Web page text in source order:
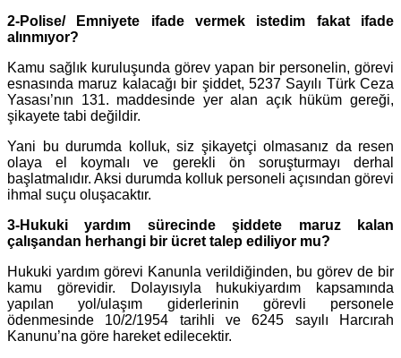
2-Polise/ Emniyete ifade vermek istedim fakat ifade
alınmıyor?
Kamu sağlık kuruluşunda görev yapan bir personelin, görevi
esnasında maruz kalacağı bir şiddet, 5237 Sayılı Türk Ceza
Yasası’nın 131. maddesinde yer alan açık hüküm gereği,
şikayete tabi değildir.
Yani bu durumda kolluk, siz şikayetçi olmasanız da resen
olaya el koymalı ve gerekli ön soruşturmayı derhal
başlatmalıdır. Aksi durumda kolluk personeli açısından görevi
ihmal suçu oluşacaktır.
3-Hukuki yardım sürecinde şiddete maruz kalan
çalışandan herhangi bir ücret talep ediliyor mu?
Hukuki yardım görevi Kanunla verildiğinden, bu görev de bir
kamu görevidir. Dolayısıyla hukukiyardım kapsamında
yapılan yol/ulaşım giderlerinin görevli personele
ödenmesinde 10/2/1954 tarihli ve 6245 sayılı Harcırah
Kanunu’na göre hareket edilecektir.